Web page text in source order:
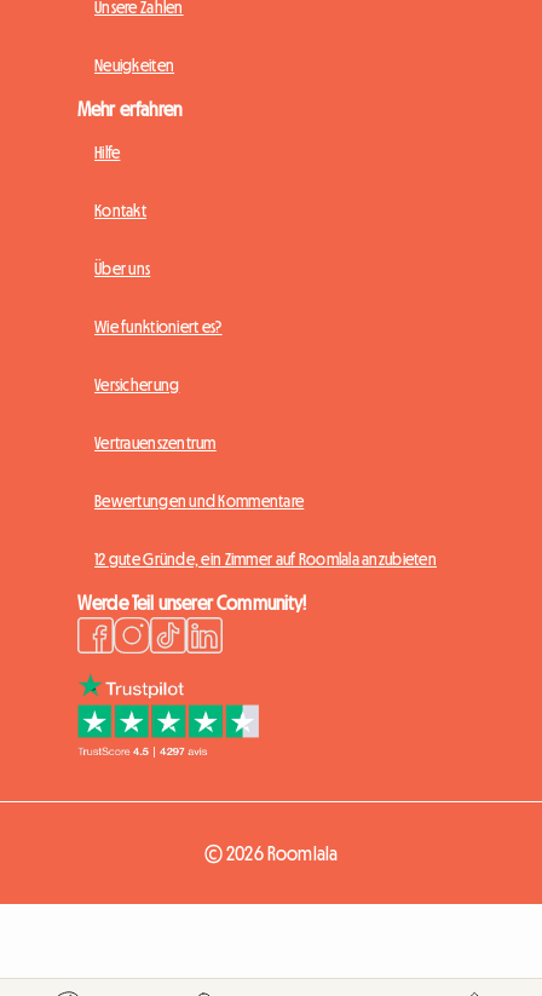
Unsere Zahlen
Neuigkeiten
Mehr erfahren
Hilfe
Kontakt
Über uns
Wie funktioniert es?
Versicherung
Vertrauenszentrum
Bewertungen und Kommentare
12 gute Gründe, ein Zimmer auf Roomlala anzubieten
Werde Teil unserer Community!
© 2026 Roomlala